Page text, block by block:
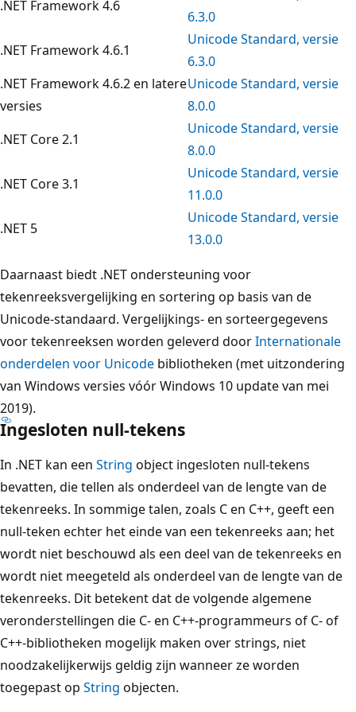
.NET Framework 4.6
6.3.0
.NET Framework 4.6.1
Unicode Standard, versie
6.3.0
.NET Framework 4.6.2 en latere
versies
Unicode Standard, versie
8.0.0
.NET Core 2.1
Unicode Standard, versie
8.0.0
.NET Core 3.1
Unicode Standard, versie
11.0.0
.NET 5
Unicode Standard, versie
13.0.0
Daarnaast biedt .NET ondersteuning voor
tekenreeksvergelijking en sortering op basis van de
Unicode-standaard. Vergelijkings- en sorteergegevens
voor tekenreeksen worden geleverd doorInternationale
onderdelen voor Unicode bibliotheken (met uitzondering
van Windows versies vóór Windows 10 update van mei
2019).
Ingesloten null-tekens
In .NET kan een String object ingesloten null-tekens
bevatten, die tellen als onderdeel van de lengte van de
tekenreeks. In sommige talen, zoals C en C++, geeft een
null-teken echter het einde van een tekenreeks aan; het
wordt niet beschouwd als een deel van de tekenreeks en
wordt niet meegeteld als onderdeel van de lengte van de
tekenreeks. Dit betekent dat de volgende algemene
veronderstellingen die C- en C++-programmeurs of C- of
C++-bibliotheken mogelijk maken over strings, niet
noodzakelijkerwijs geldig zijn wanneer ze worden
toegepast op String objecten.